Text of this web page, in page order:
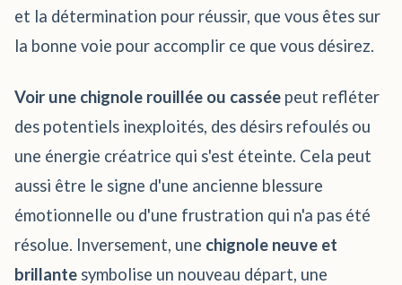
et la détermination pour réussir, que vous êtes sur
la bonne voie pour accomplir ce que vous désirez.
Voir une chignole rouillée ou cassée peut refléter
des potentiels inexploités, des désirs refoulés ou
une énergie créatrice qui s'est éteinte. Cela peut
aussi être le signe d'une ancienne blessure
émotionnelle ou d'une frustration qui n'a pas été
résolue. Inversement, une chignole neuve et
brillante symbolise un nouveau départ, une